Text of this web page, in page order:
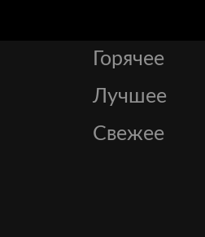
Горячее
Лучшее
Свежее